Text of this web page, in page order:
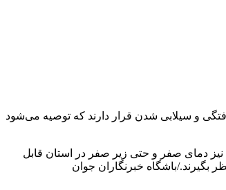
و سیلابی شدن قرار دارند که توصیه می‌شود
نیز دمای صفر و حتی زیر صفر در استان قابل
بگیرند./باشگاه خبرنگاران جوان